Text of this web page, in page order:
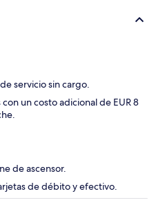
servicio sin cargo.
un costo adicional de EUR 8
de ascensor.
de débito y efectivo.